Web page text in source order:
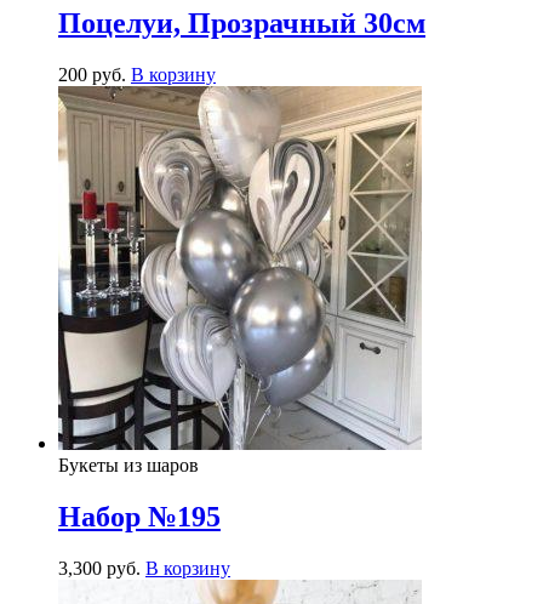
Поцелуи, Прозрачный 30см
200 руб. В корзину
Букеты из шаров
Набор №195
3,300 руб. В корзину